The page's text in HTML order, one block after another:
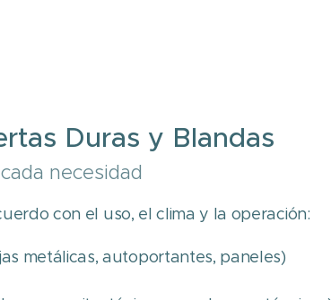
Duras y Blandas
necesidad
con el uso, el clima y la operación:
metálicas, autoportantes, paneles)